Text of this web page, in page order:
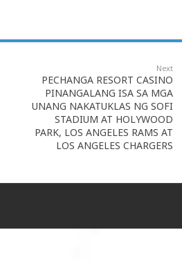
Next
PECHANGA RESORT CASINO
PINANGALANG ISA SA MGA
UNANG NAKATUKLAS NG SOFI
STADIUM AT HOLYWOOD
PARK, LOS ANGELES RAMS AT
LOS ANGELES CHARGERS